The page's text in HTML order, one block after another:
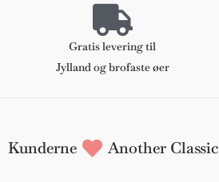
Gratis levering til
Jylland og brofaste øer
Kunderne Another Classic